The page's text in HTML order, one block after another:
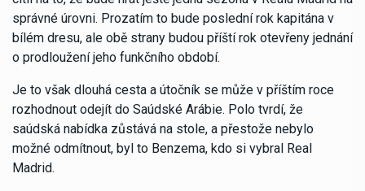
správné úrovni. Prozatím to bude poslední rok kapitána v
bílém dresu, ale obě strany budou příští rok otevřeny jednání
o prodloužení jeho funkčního období.
Je to však dlouhá cesta a útočník se může v příštím roce
rozhodnout odejít do Saúdské Arábie. Polo tvrdí, že
saúdská nabídka zůstává na stole, a přestože nebylo
možné odmítnout, byl to Benzema, kdo si vybral Real
Madrid.